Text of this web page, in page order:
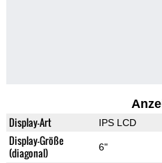
Display-Art IPS LCD
Display-Größe
(diagonal)
6"